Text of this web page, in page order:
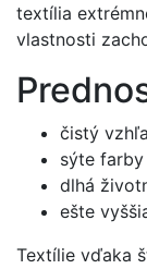
textília
vlastnosti
čistý
sýte farby
dlhá
ešte
Textílie vďaka